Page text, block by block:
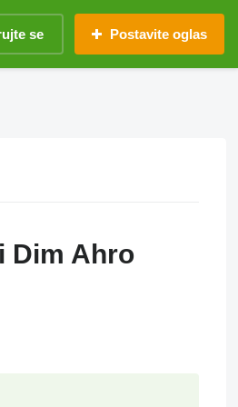
se Postavite oglas
Dim Ahro